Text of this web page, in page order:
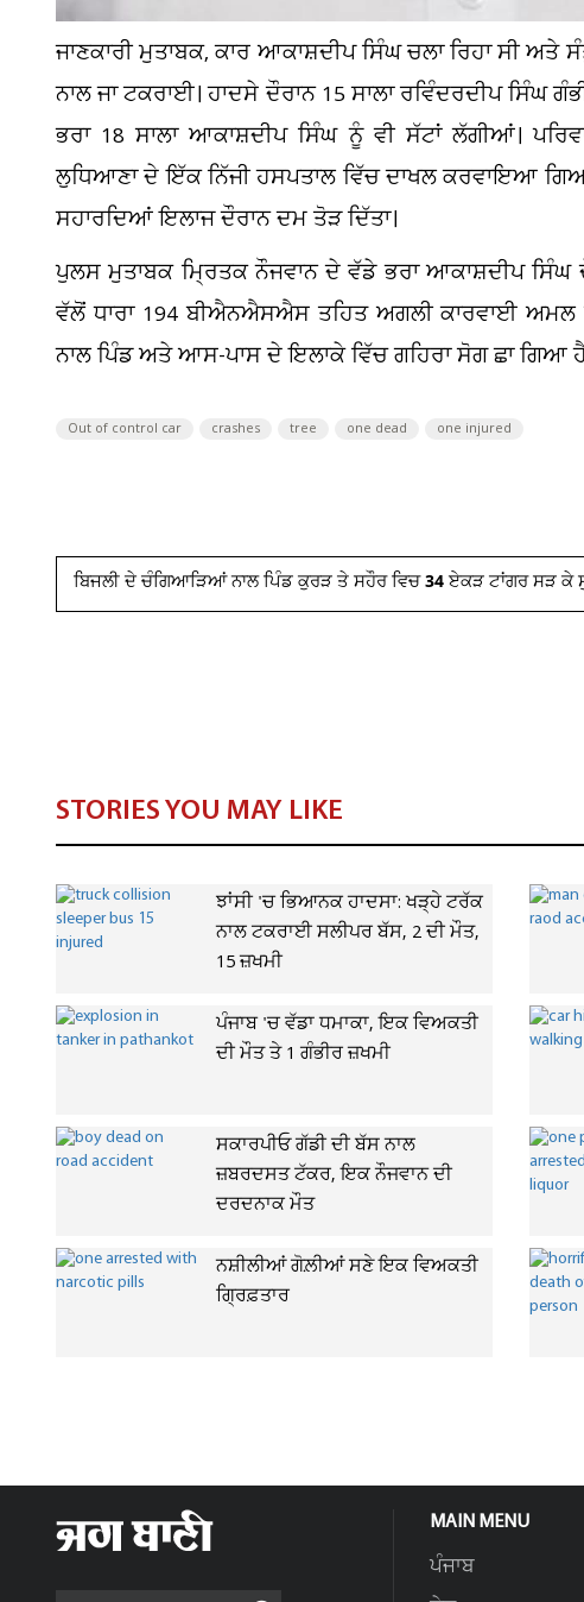
ਜਾਣਕਾਰੀ ਮੁਤਾਬਕ, ਕਾਰ ਆਕਾਸ਼ਦੀਪ ਸਿੰਘ ਚਲਾ ਰਿਹਾ ਸੀ
ਨਾਲ ਜਾ ਟਕਰਾਈ। ਹਾਦਸੇ ਦੌਰਾਨ 15 ਸਾਲਾ ਰਵਿੰਦਰਦੀਪ ਸਿੰਘ
ਭਰਾ 18 ਸਾਲਾ ਆਕਾਸ਼ਦੀਪ ਸਿੰਘ ਨੂੰ ਵੀ ਸੱਟਾਂ ਲੱਗੀਆਂ।
ਲੁਧਿਆਣਾ ਦੇ ਇੱਕ ਨਿੱਜੀ ਹਸਪਤਾਲ ਵਿੱਚ ਦਾਖਲ ਕਰਵਾਇਆ
ਸਹਾਰਦਿਆਂ ਇਲਾਜ ਦੌਰਾਨ ਦਮ ਤੋੜ ਦਿੱਤਾ।
ਪੁਲਸ ਮੁਤਾਬਕ ਮ੍ਰਿਤਕ ਨੌਜਵਾਨ ਦੇ ਵੱਡੇ ਭਰਾ ਆਕਾਸ਼ਦੀਪ ਸਿੰਘ
ਵੱਲੋਂ ਧਾਰਾ 194 ਬੀਐਨਐਸਐਸ ਤਹਿਤ ਅਗਲੀ ਕਾਰਵਾਈ
ਨਾਲ ਪਿੰਡ ਅਤੇ ਆਸ-ਪਾਸ ਦੇ ਇਲਾਕੇ ਵਿੱਚ ਗਹਿਰਾ ਸੋਗ ਛਾ ਗਿਆ
Out of control car crashes tree one dead one injured
ਬਿਜਲੀ ਦੇ ਚੰਗਿਆੜਿਆਂ ਨਾਲ ਪਿੰਡ ਕੁਰੜ ਤੇ ਸਹੌਰ ਵਿਚ 34 ਏਕੜ ਟਾਂਗਰ ਸੜ
STORIES YOU MAY LIKE
ਝਾਂਸੀ 'ਚ ਭਿਆਨਕ ਹਾਦਸਾ: ਖੜ੍ਹੇ ਟਰੱਕ
ਨਾਲ ਟਕਰਾਈ ਸਲੀਪਰ ਬੱਸ, 2 ਦੀ ਮੌਤ,
15 ਜ਼ਖਮੀ
ਪੰਜਾਬ 'ਚ ਵੱਡਾ ਧਮਾਕਾ, ਇਕ ਵਿਅਕਤੀ
ਦੀ ਮੌਤ ਤੇ 1 ਗੰਭੀਰ ਜ਼ਖਮੀ
ਸਕਾਰਪੀਓ ਗੱਡੀ ਦੀ ਬੱਸ ਨਾਲ
ਜ਼ਬਰਦਸਤ ਟੱਕਰ, ਇਕ ਨੌਜਵਾਨ ਦੀ
ਦਰਦਨਾਕ ਮੌਤ
ਨਸ਼ੀਲੀਆਂ ਗੋਲ਼ੀਆਂ ਸਣੇ ਇਕ ਵਿਅਕਤੀ
ਗ੍ਰਿਫ਼ਤਾਰ
MAIN MENU
ਪੰਜਾਬ